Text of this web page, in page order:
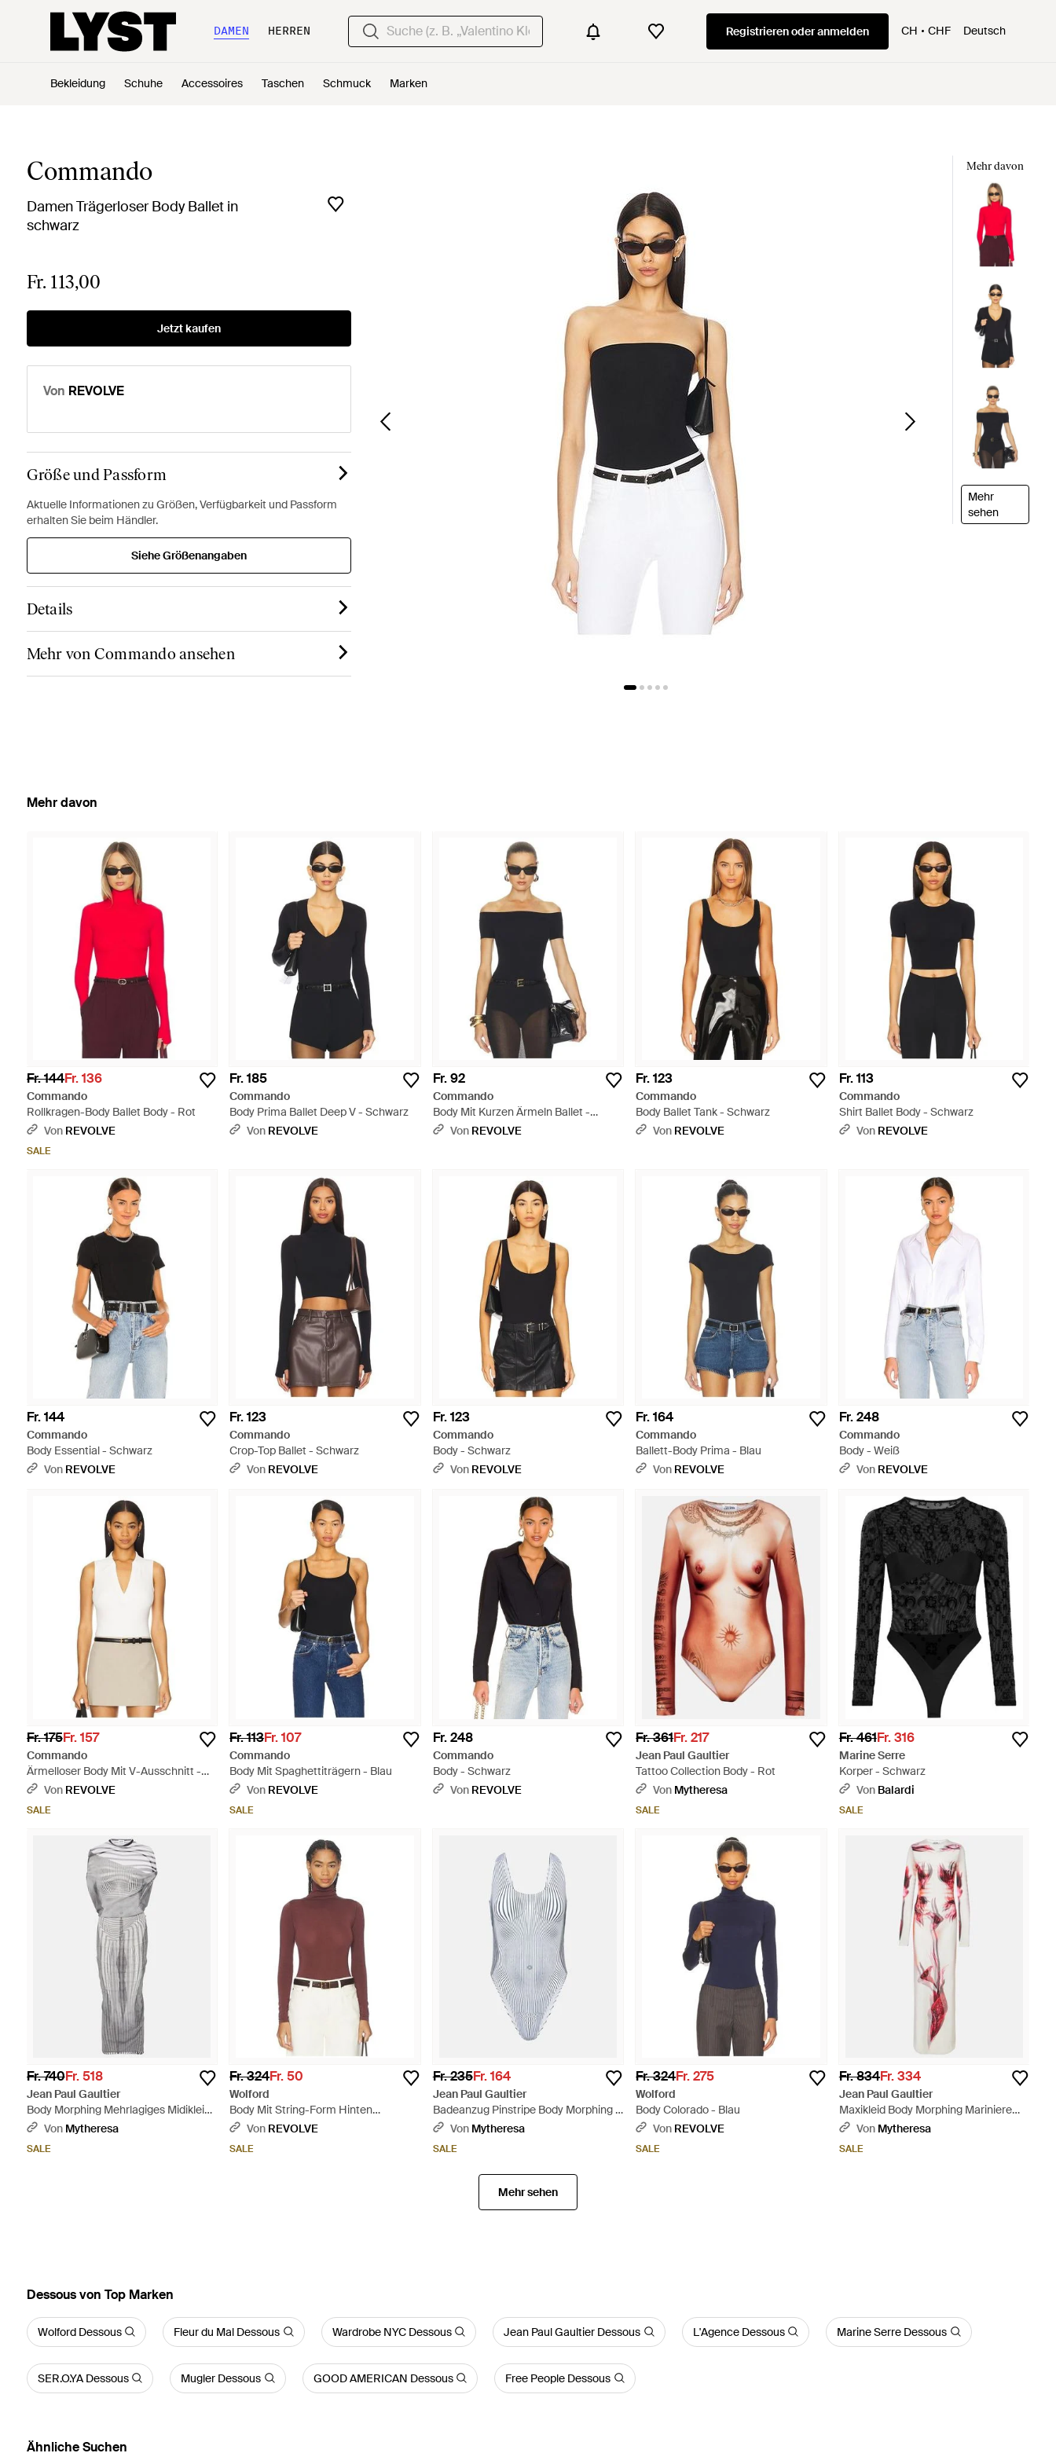
DAMEN HERREN Registrieren oder anmelden CH CHF Deutsch
Bekleidung Schuhe Accessoires Taschen Schmuck Marken
Commando
Damen Trägerloser Body Ballet in
schwarz
Fr. 113,00
Jetzt kaufen
Von REVOLVE
Größe und Passform
Aktuelle Informationen zu Größen, Verfügbarkeit und Passform
erhalten Sie beim Händler.
Siehe Größenangaben
Details
Mehr von Commando ansehen
Mehr davon
Mehr
sehen
Mehr davon
Fr. 144Fr. 136
Commando
Rollkragen-Body Ballet Body - Rot
Von REVOLVE
SALE
Fr. 185
Commando
Body Prima Ballet Deep V - Schwarz
Von REVOLVE
Fr. 92
Commando
Body Mit Kurzen Ärmeln Ballet -
Schwarz
Von REVOLVE
Fr. 123
Commando
Body Ballet Tank - Schwarz
Von REVOLVE
Fr. 113
Commando
Shirt Ballet Body - Schwarz
Von REVOLVE
Fr. 144
Commando
Body Essential - Schwarz
Von REVOLVE
Fr. 123
Commando
Crop-Top Ballet - Schwarz
Von REVOLVE
Fr. 123
Commando
Body - Schwarz
Von REVOLVE
Fr. 164
Commando
Ballett-Body Prima - Blau
Von REVOLVE
Fr. 248
Commando
Body - Weiß
Von REVOLVE
Fr. 175Fr. 157
Commando
Ärmelloser Body Mit V-Ausschnitt -
Natur
Von REVOLVE
SALE
Fr. 113Fr. 107
Commando
Body Mit Spaghettiträgern - Blau
Von REVOLVE
SALE
Fr. 248
Commando
Body - Schwarz
Von REVOLVE
Fr. 361Fr. 217
Jean Paul Gaultier
Tattoo Collection Body - Rot
Von Mytheresa
SALE
Fr. 461Fr. 316
Marine Serre
Korper - Schwarz
Von Balardi
SALE
Fr. 740Fr. 518
Jean Paul Gaultier
Body Morphing Mehrlagiges Midikleid
Aus Tüll Mit Falten - Grau
Von Mytheresa
SALE
Fr. 324Fr. 50
Wolford
Body Mit String-Form Hinten
Colorado - Rot
Von REVOLVE
SALE
Fr. 235Fr. 164
Jean Paul Gaultier
Badeanzug Pinstripe Body Morphing -
BlauVon Mytheresa
SALE
Fr. 324Fr. 275
Wolford
Body Colorado - Blau
Von REVOLVE
SALE
Fr. 834Fr. 334
Jean Paul Gaultier
Maxikleid Body Morphing Mariniere
Aus Jersey - Rot
Von Mytheresa
SALE
Mehr sehen
Dessous von Top Marken
Wolford Dessous Fleur du Mal Dessous Wardrobe NYC Dessous Jean Paul Gaultier Dessous L'Agence Dessous Marine Serre Dessous
SER.O.YA Dessous Mugler Dessous GOOD AMERICAN Dessous Free People Dessous
Ähnliche Suchen